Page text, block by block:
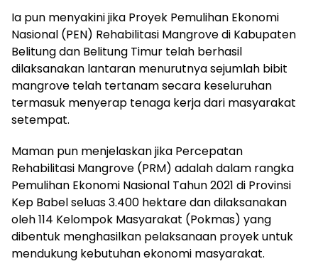
Ia pun menyakini jika Proyek Pemulihan Ekonomi
Nasional (PEN) Rehabilitasi Mangrove di Kabupaten
Belitung dan Belitung Timur telah berhasil
dilaksanakan lantaran menurutnya sejumlah bibit
mangrove telah tertanam secara keseluruhan
termasuk menyerap tenaga kerja dari masyarakat
setempat.
Maman pun menjelaskan jika Percepatan
Rehabilitasi Mangrove (PRM) adalah dalam rangka
Pemulihan Ekonomi Nasional Tahun 2021 di Provinsi
Kep Babel seluas 3.400 hektare dan dilaksanakan
oleh 114 Kelompok Masyarakat (Pokmas) yang
dibentuk menghasilkan pelaksanaan proyek untuk
mendukung kebutuhan ekonomi masyarakat.